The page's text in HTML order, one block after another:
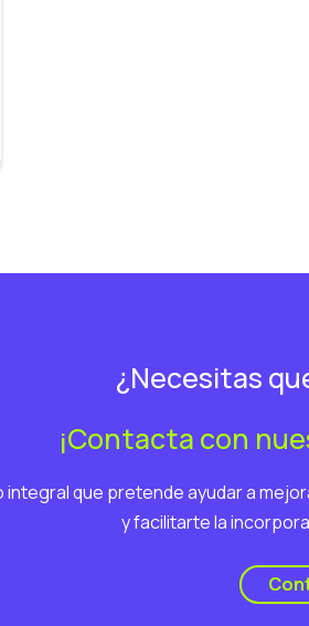
¿Necesitas
¡Contacta con
integral que pretende ayudar a
y facilitarte la